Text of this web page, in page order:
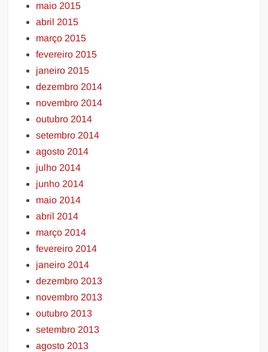
maio 2015
abril 2015
março 2015
fevereiro 2015
janeiro 2015
dezembro 2014
novembro 2014
outubro 2014
setembro 2014
agosto 2014
julho 2014
junho 2014
maio 2014
abril 2014
março 2014
fevereiro 2014
janeiro 2014
dezembro 2013
novembro 2013
outubro 2013
setembro 2013
agosto 2013